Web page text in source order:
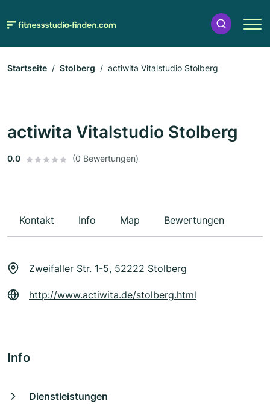
Startseite Stolberg actiwita Vitalstudio Stolberg
actiwita Vitalstudio Stolberg
0.0 (0 Bewertungen)
Kontakt Info Map Bewertungen
Zweifaller Str. 1-5, 52222 Stolberg
http://www.actiwita.de/stolberg.html
Info
Dienstleistungen